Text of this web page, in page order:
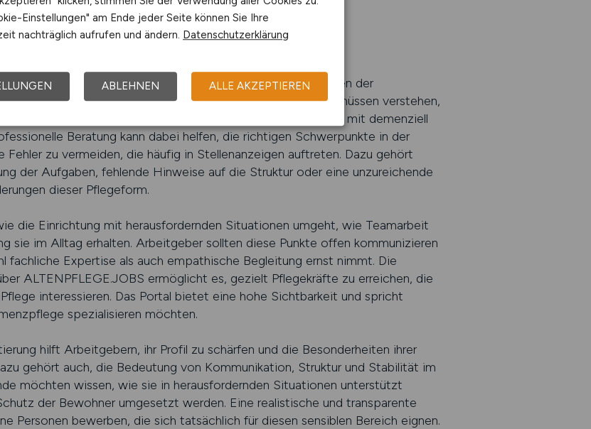
schalten
in sensiblen Bereichen
ist anspruchsvoller als in vielen anderen Bereichen der
Anforderungen besonders hoch sind. Arbeitgeber müssen verstehen,
um einschätzen zu können, ob sie sich für die Arbeit mit demenziell
Beratung kann dabei helfen, die richtigen Schwerpunkte in der
zu vermeiden, die häufig in Stellenanzeigen auftreten. Dazu gehört
der Aufgaben, fehlende Hinweise auf die Struktur oder eine unzureichende
dieser Pflegeform.
die Einrichtung mit herausfordernden Situationen umgeht, wie Teamarbeit
sie im Alltag erhalten. Arbeitgeber sollten diese Punkte offen kommunizieren
fachliche Expertise als auch empathische Begleitung ernst nimmt. Die
ALTENPFLEGE.JOBS ermöglicht es, gezielt Pflegekräfte zu erreichen, die
interessieren. Das Portal bietet eine hohe Sichtbarkeit und spricht
spezialisieren möchten.
hilft Arbeitgebern, ihr Profil zu schärfen und die Besonderheiten ihrer
gehört auch, die Bedeutung von Kommunikation, Struktur und Stabilität im
möchten wissen, wie sie in herausfordernden Situationen unterstützt
der Bewohner umgesetzt werden. Eine realistische und transparente
Personen bewerben, die sich tatsächlich für diesen sensiblen Bereich eignen.
Einstellungen" am Ende jeder Seite können Sie Ihre
nachträglich aufrufen und ändern. Datenschutzerklärung
ABLEHNEN ALLE AKZEPTIEREN